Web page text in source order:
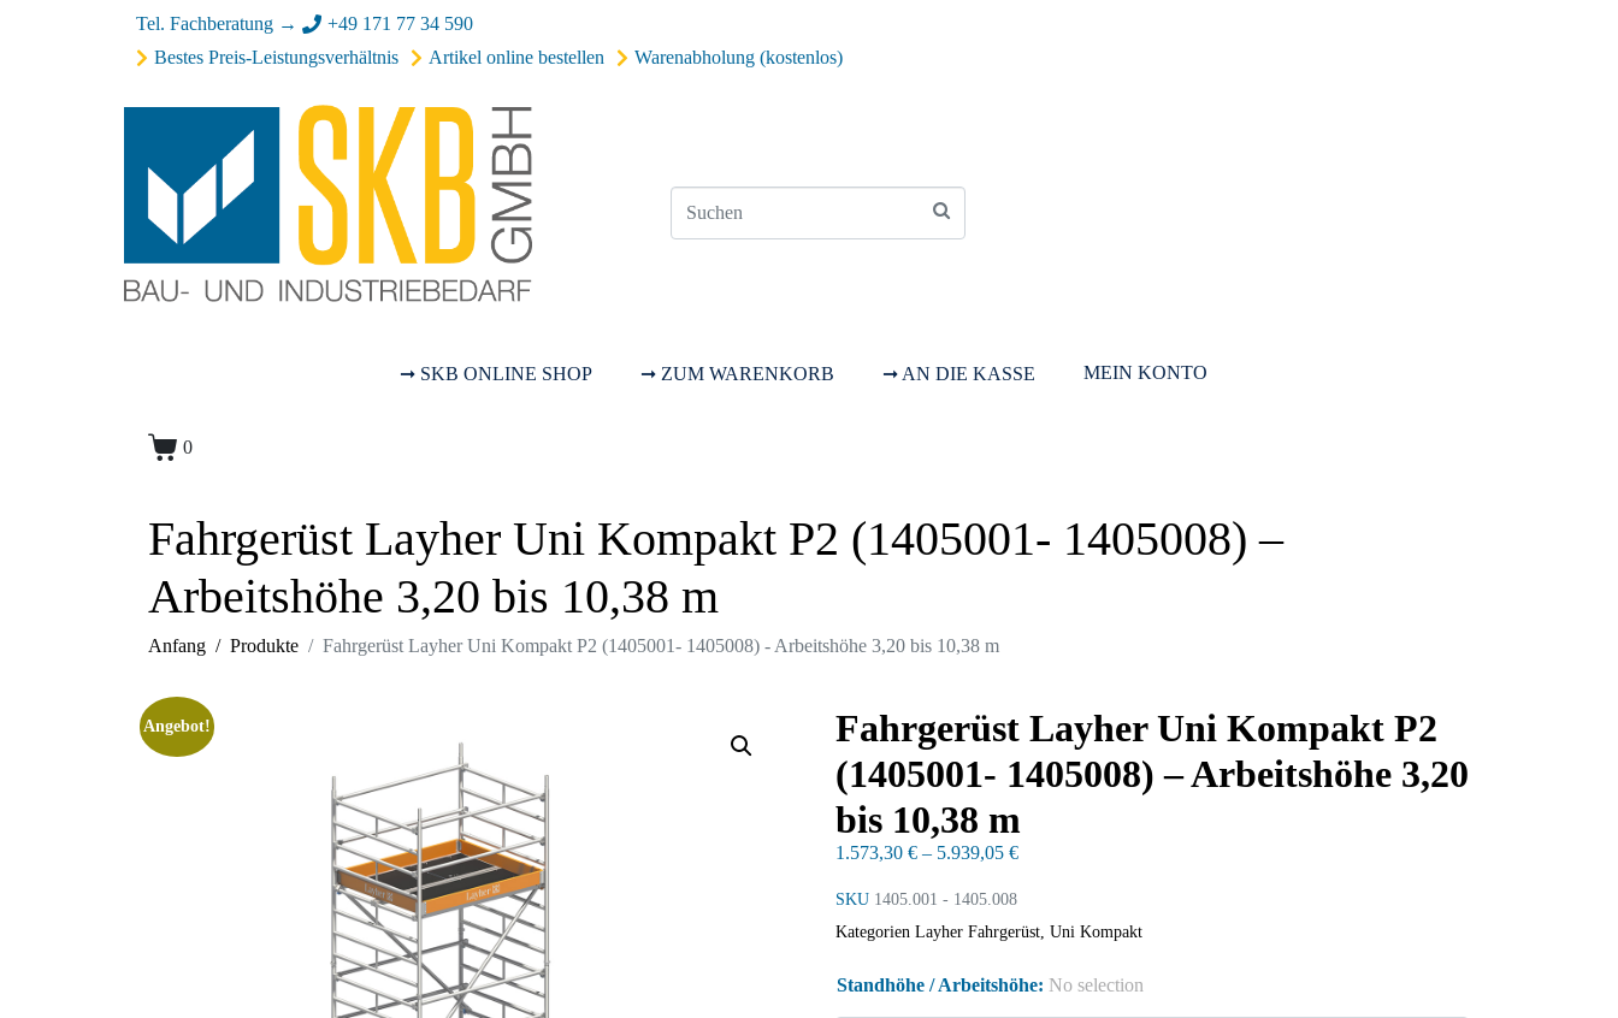
Tel. Fachberatung →
+49 171 77 34 590
Bestes Preis-Leistungsverhältnis
Artikel online bestellen Warenabholung (kostenlos)
➞ SKB ONLINE SHOP ➞ ZUM WARENKORB ➞ AN DIE KASSE MEIN KONTO
0
Fahrgerüst Layher Uni Kompakt P2 (1405001- 1405008) –
Arbeitshöhe 3,20 bis 10,38 m
Anfang Produkte Fahrgerüst Layher Uni Kompakt P2 (1405001- 1405008) - Arbeitshöhe 3,20 bis 10,38 m
Angebot!
Fahrgerüst Layher Uni Kompakt P2
(1405001- 1405008) – Arbeitshöhe 3,20
bis 10,38 m
1.573,30 € – 5.939,05 €
SKU 1405.001 - 1405.008
Kategorien Layher Fahrgerüst, Uni Kompakt
Standhöhe / Arbeitshöhe: No selection